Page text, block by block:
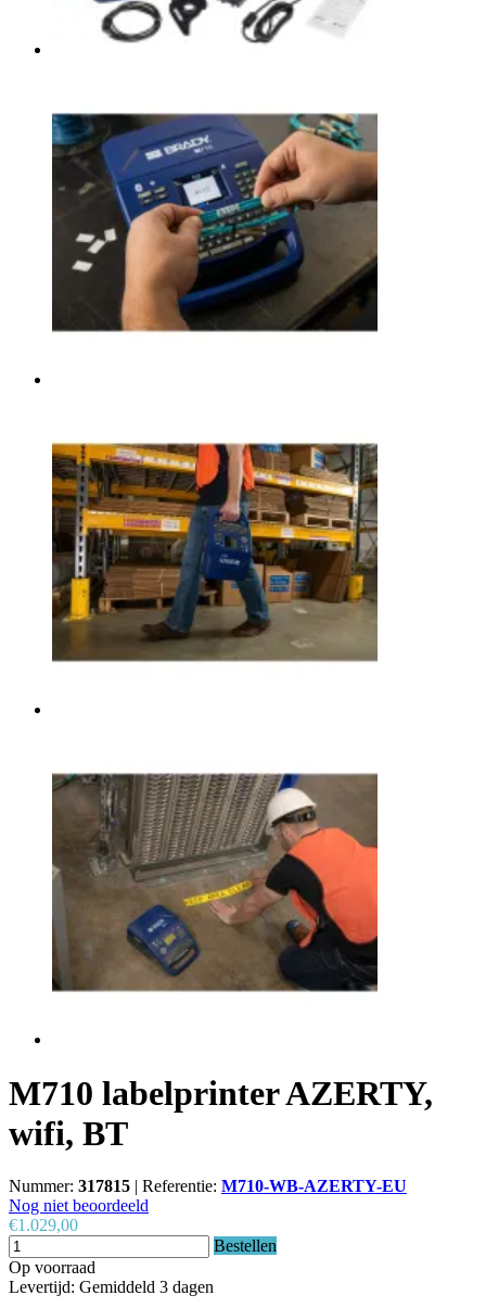
M710 labelprinter AZERTY,
wifi, BT
Nummer: 317815 | Referentie: M710-WB-AZERTY-EU
Nog niet beoordeeld
€1.029,00
Bestellen
Op voorraad
Levertijd: Gemiddeld 3 dagen